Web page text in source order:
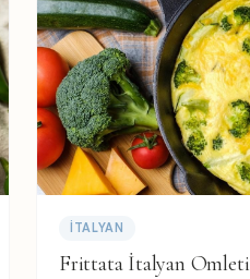
İTALYAN
Frittata İtalyan Omleti